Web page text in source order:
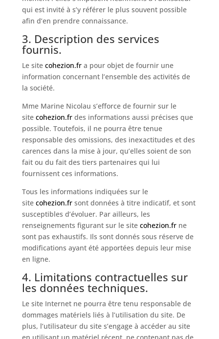
qui est invité à s’y référer le plus souvent possible
afin d’en prendre connaissance.
3. Description des services
fournis.
Le site cohezion.fr a pour objet de fournir une
information concernant l’ensemble des activités de
la société.
Mme Marine Nicolau s’efforce de fournir sur le
site cohezion.fr des informations aussi précises que
possible. Toutefois, il ne pourra être tenue
responsable des omissions, des inexactitudes et des
carences dans la mise à jour, qu’elles soient de son
fait ou du fait des tiers partenaires qui lui
fournissent ces informations.
Tous les informations indiquées sur le
site cohezion.fr sont données à titre indicatif, et sont
susceptibles d’évoluer. Par ailleurs, les
renseignements figurant sur le site cohezion.fr ne
sont pas exhaustifs. Ils sont donnés sous réserve de
modifications ayant été apportées depuis leur mise
en ligne.
4. Limitations contractuelles sur
les données techniques.
Le site Internet ne pourra être tenu responsable de
dommages matériels liés à l’utilisation du site. De
plus, l’utilisateur du site s’engage à accéder au site